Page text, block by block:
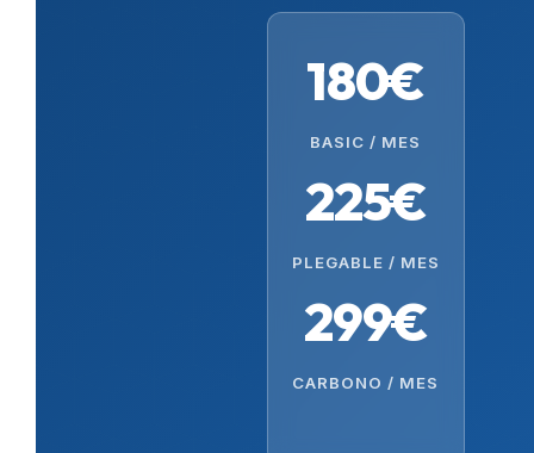
180€
BASIC / MES
225€
PLEGABLE / MES
299€
CARBONO / MES